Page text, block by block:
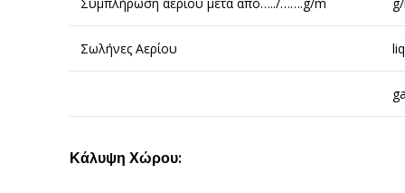
Σωλήνες Αερίου
Κάλυψη Χώρου: